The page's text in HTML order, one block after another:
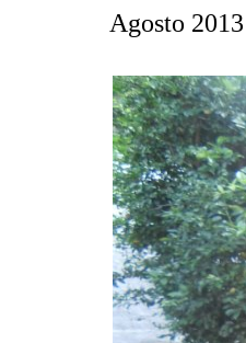
Agosto 2013